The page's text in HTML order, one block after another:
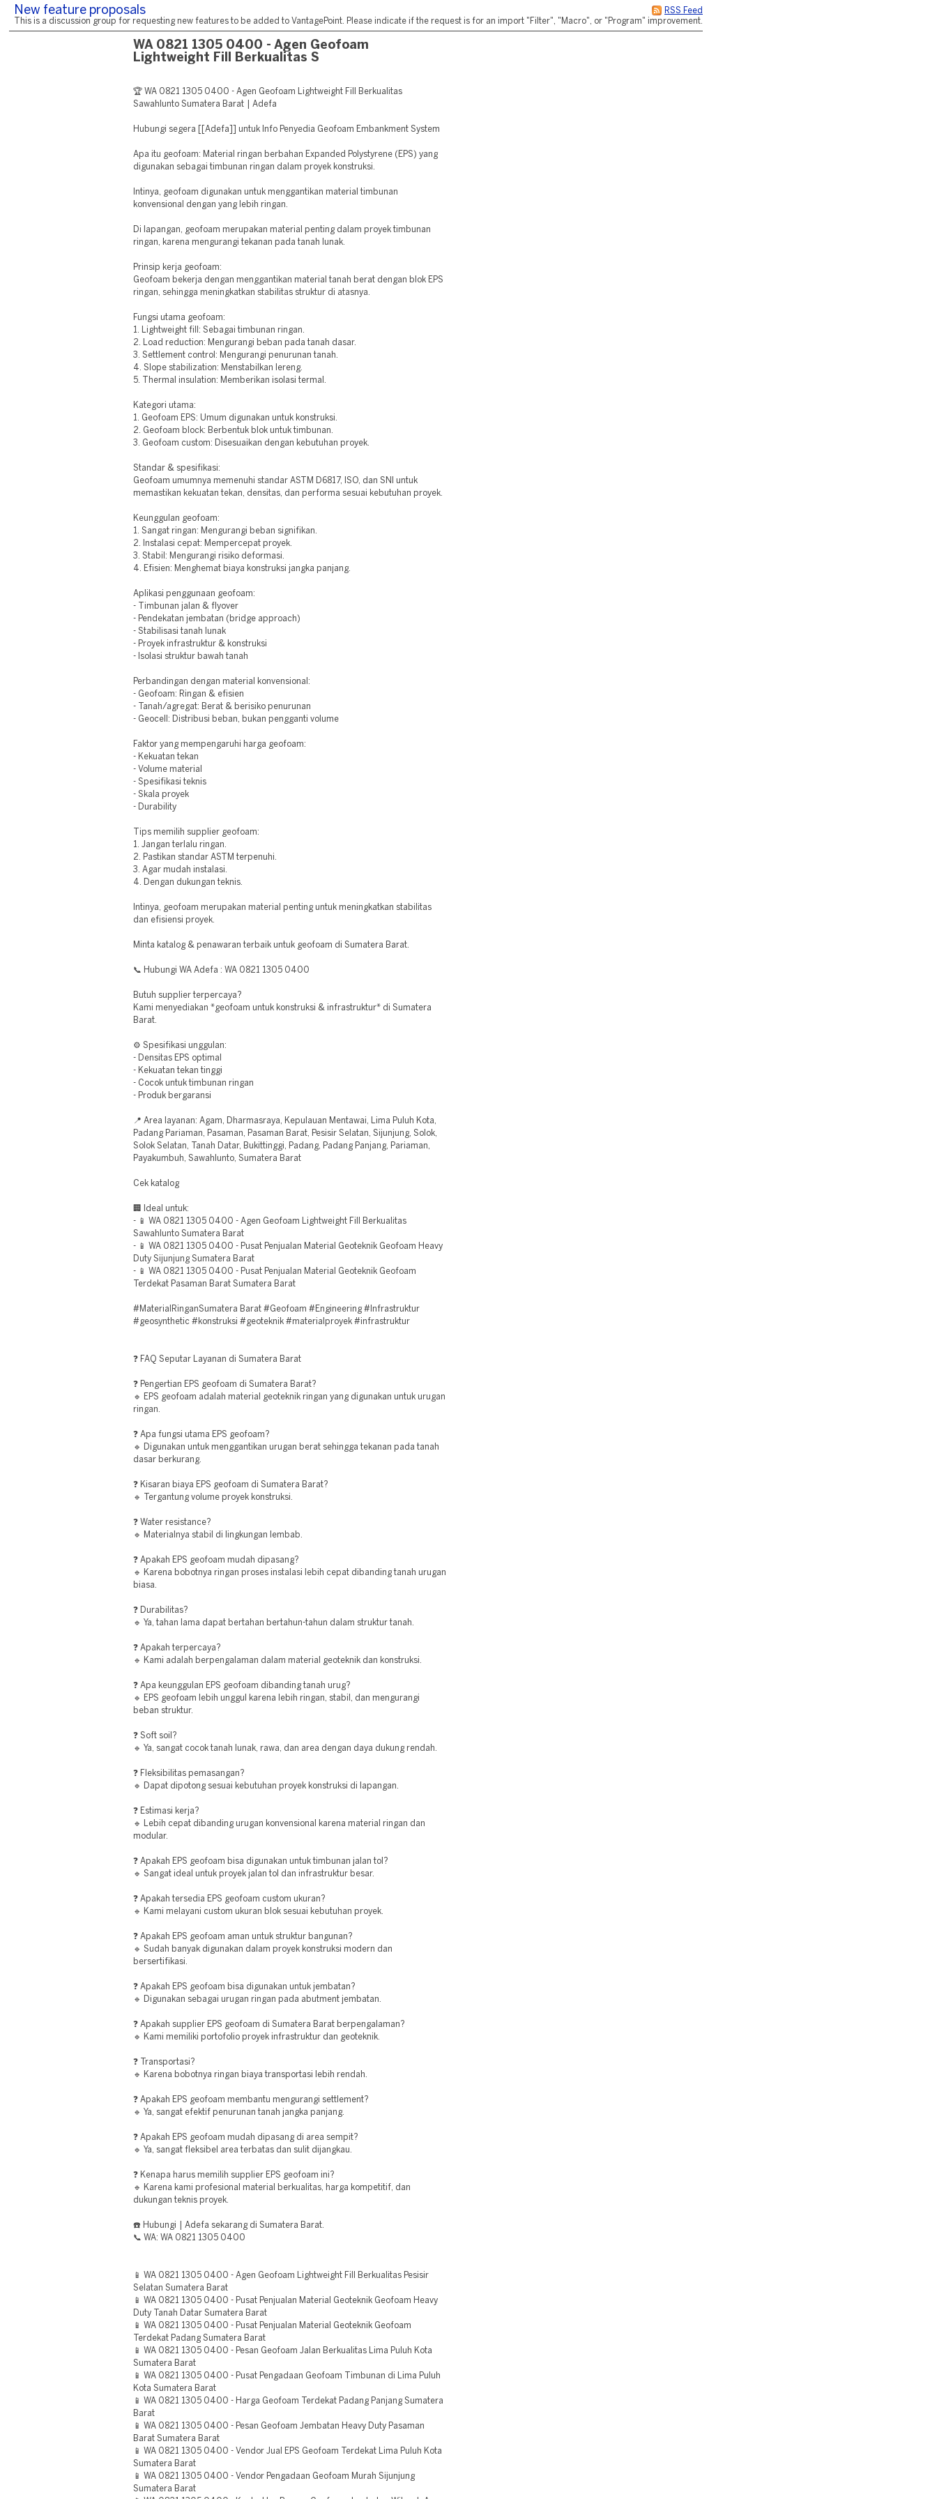
RSS Feed
New feature proposals
This is a discussion group for requesting new features to be added to VantagePoint. Please indicate if the request is for an import "Filter", "Macro", or "Program" improvement.
WA 0821 1305 0400 - Agen Geofoam
Lightweight Fill Berkualitas S
🏆 WA 0821 1305 0400 - Agen Geofoam Lightweight Fill Berkualitas
Sawahlunto Sumatera Barat | Adefa
Hubungi segera [[Adefa]] untuk Info Penyedia Geofoam Embankment System
Apa itu geofoam: Material ringan berbahan Expanded Polystyrene (EPS) yang
digunakan sebagai timbunan ringan dalam proyek konstruksi.
Intinya, geofoam digunakan untuk menggantikan material timbunan
konvensional dengan yang lebih ringan.
Di lapangan, geofoam merupakan material penting dalam proyek timbunan
ringan, karena mengurangi tekanan pada tanah lunak.
Prinsip kerja geofoam:
Geofoam bekerja dengan menggantikan material tanah berat dengan blok EPS
ringan, sehingga meningkatkan stabilitas struktur di atasnya.
Fungsi utama geofoam:
1. Lightweight fill: Sebagai timbunan ringan.
2. Load reduction: Mengurangi beban pada tanah dasar.
3. Settlement control: Mengurangi penurunan tanah.
4. Slope stabilization: Menstabilkan lereng.
5. Thermal insulation: Memberikan isolasi termal.
Kategori utama:
1. Geofoam EPS: Umum digunakan untuk konstruksi.
2. Geofoam block: Berbentuk blok untuk timbunan.
3. Geofoam custom: Disesuaikan dengan kebutuhan proyek.
Standar & spesifikasi:
Geofoam umumnya memenuhi standar ASTM D6817, ISO, dan SNI untuk
memastikan kekuatan tekan, densitas, dan performa sesuai kebutuhan proyek.
Keunggulan geofoam:
1. Sangat ringan: Mengurangi beban signifikan.
2. Instalasi cepat: Mempercepat proyek.
3. Stabil: Mengurangi risiko deformasi.
4. Efisien: Menghemat biaya konstruksi jangka panjang.
Aplikasi penggunaan geofoam:
- Timbunan jalan & flyover
- Pendekatan jembatan (bridge approach)
- Stabilisasi tanah lunak
- Proyek infrastruktur & konstruksi
- Isolasi struktur bawah tanah
Perbandingan dengan material konvensional:
- Geofoam: Ringan & efisien
- Tanah/agregat: Berat & berisiko penurunan
- Geocell: Distribusi beban, bukan pengganti volume
Faktor yang mempengaruhi harga geofoam:
- Kekuatan tekan
- Volume material
- Spesifikasi teknis
- Skala proyek
- Durability
Tips memilih supplier geofoam:
1. Jangan terlalu ringan.
2. Pastikan standar ASTM terpenuhi.
3. Agar mudah instalasi.
4. Dengan dukungan teknis.
Intinya, geofoam merupakan material penting untuk meningkatkan stabilitas
dan efisiensi proyek.
Minta katalog & penawaran terbaik untuk geofoam di Sumatera Barat.
📞 Hubungi WA Adefa : WA 0821 1305 0400
Butuh supplier terpercaya?
Kami menyediakan *geofoam untuk konstruksi & infrastruktur* di Sumatera
Barat.
⚙️ Spesifikasi unggulan:
- Densitas EPS optimal
- Kekuatan tekan tinggi
- Cocok untuk timbunan ringan
- Produk bergaransi
📍 Area layanan: Agam, Dharmasraya, Kepulauan Mentawai, Lima Puluh Kota,
Padang Pariaman, Pasaman, Pasaman Barat, Pesisir Selatan, Sijunjung, Solok,
Solok Selatan, Tanah Datar, Bukittinggi, Padang, Padang Panjang, Pariaman,
Payakumbuh, Sawahlunto, Sumatera Barat
Cek katalog
🏢 Ideal untuk:
- 📱 WA 0821 1305 0400 - Agen Geofoam Lightweight Fill Berkualitas
Sawahlunto Sumatera Barat
- 📱 WA 0821 1305 0400 - Pusat Penjualan Material Geoteknik Geofoam Heavy
Duty Sijunjung Sumatera Barat
- 📱 WA 0821 1305 0400 - Pusat Penjualan Material Geoteknik Geofoam
Terdekat Pasaman Barat Sumatera Barat
#MaterialRinganSumatera Barat #Geofoam #Engineering #Infrastruktur
#geosynthetic #konstruksi #geoteknik #materialproyek #infrastruktur
❓ FAQ Seputar Layanan di Sumatera Barat
❓ Pengertian EPS geofoam di Sumatera Barat?
🔹 EPS geofoam adalah material geoteknik ringan yang digunakan untuk urugan
ringan.
❓ Apa fungsi utama EPS geofoam?
🔹 Digunakan untuk menggantikan urugan berat sehingga tekanan pada tanah
dasar berkurang.
❓ Kisaran biaya EPS geofoam di Sumatera Barat?
🔹 Tergantung volume proyek konstruksi.
❓ Water resistance?
🔹 Materialnya stabil di lingkungan lembab.
❓ Apakah EPS geofoam mudah dipasang?
🔹 Karena bobotnya ringan proses instalasi lebih cepat dibanding tanah urugan
biasa.
❓ Durabilitas?
🔹 Ya, tahan lama dapat bertahan bertahun-tahun dalam struktur tanah.
❓ Apakah terpercaya?
🔹 Kami adalah berpengalaman dalam material geoteknik dan konstruksi.
❓ Apa keunggulan EPS geofoam dibanding tanah urug?
🔹 EPS geofoam lebih unggul karena lebih ringan, stabil, dan mengurangi
beban struktur.
❓ Soft soil?
🔹 Ya, sangat cocok tanah lunak, rawa, dan area dengan daya dukung rendah.
❓ Fleksibilitas pemasangan?
🔹 Dapat dipotong sesuai kebutuhan proyek konstruksi di lapangan.
❓ Estimasi kerja?
🔹 Lebih cepat dibanding urugan konvensional karena material ringan dan
modular.
❓ Apakah EPS geofoam bisa digunakan untuk timbunan jalan tol?
🔹 Sangat ideal untuk proyek jalan tol dan infrastruktur besar.
❓ Apakah tersedia EPS geofoam custom ukuran?
🔹 Kami melayani custom ukuran blok sesuai kebutuhan proyek.
❓ Apakah EPS geofoam aman untuk struktur bangunan?
🔹 Sudah banyak digunakan dalam proyek konstruksi modern dan
bersertifikasi.
❓ Apakah EPS geofoam bisa digunakan untuk jembatan?
🔹 Digunakan sebagai urugan ringan pada abutment jembatan.
❓ Apakah supplier EPS geofoam di Sumatera Barat berpengalaman?
🔹 Kami memiliki portofolio proyek infrastruktur dan geoteknik.
❓ Transportasi?
🔹 Karena bobotnya ringan biaya transportasi lebih rendah.
❓ Apakah EPS geofoam membantu mengurangi settlement?
🔹 Ya, sangat efektif penurunan tanah jangka panjang.
❓ Apakah EPS geofoam mudah dipasang di area sempit?
🔹 Ya, sangat fleksibel area terbatas dan sulit dijangkau.
❓ Kenapa harus memilih supplier EPS geofoam ini?
🔹 Karena kami profesional material berkualitas, harga kompetitif, dan
dukungan teknis proyek.
☎️ Hubungi | Adefa sekarang di Sumatera Barat.
📞 WA: WA 0821 1305 0400
📱 WA 0821 1305 0400 - Agen Geofoam Lightweight Fill Berkualitas Pesisir
Selatan Sumatera Barat
📱 WA 0821 1305 0400 - Pusat Penjualan Material Geoteknik Geofoam Heavy
Duty Tanah Datar Sumatera Barat
📱 WA 0821 1305 0400 - Pusat Penjualan Material Geoteknik Geofoam
Terdekat Padang Sumatera Barat
📱 WA 0821 1305 0400 - Pesan Geofoam Jalan Berkualitas Lima Puluh Kota
Sumatera Barat
📱 WA 0821 1305 0400 - Pusat Pengadaan Geofoam Timbunan di Lima Puluh
Kota Sumatera Barat
📱 WA 0821 1305 0400 - Harga Geofoam Terdekat Padang Panjang Sumatera
Barat
📱 WA 0821 1305 0400 - Pesan Geofoam Jembatan Heavy Duty Pasaman
Barat Sumatera Barat
📱 WA 0821 1305 0400 - Vendor Jual EPS Geofoam Terdekat Lima Puluh Kota
Sumatera Barat
📱 WA 0821 1305 0400 - Vendor Pengadaan Geofoam Murah Sijunjung
Sumatera Barat